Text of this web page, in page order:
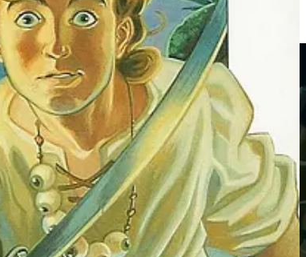
ont effet assuré au fil des années et de leur carrière la